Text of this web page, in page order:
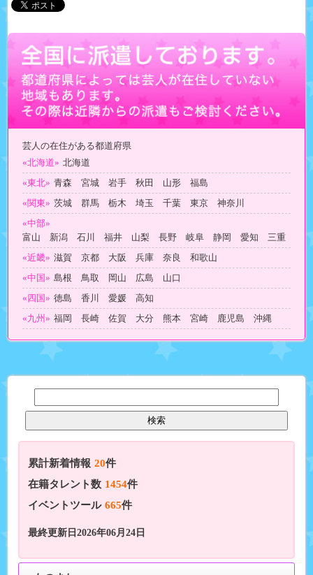
芸人の在住がある都道府県
«北海道» 北海道
«東北» 青森 宮城 岩手 秋田 山形 福島
«関東» 茨城 群馬 栃木 埼玉 千葉 東京 神奈川
«中部»
富山 新潟 石川 福井 山梨 長野 岐阜 静岡 愛知 三重
«近畿» 滋賀 京都 大阪 兵庫 奈良 和歌山
«中国» 島根 鳥取 岡山 広島 山口
«四国» 徳島 香川 愛媛 高知
«九州» 福岡 長崎 佐賀 大分 熊本 宮崎 鹿児島 沖縄
累計新着情報 20件
在籍タレント数 1454件
イベントツール 665件
最終更新日2026年06月24日